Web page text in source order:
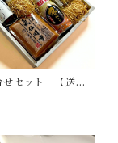
せセット 【送料